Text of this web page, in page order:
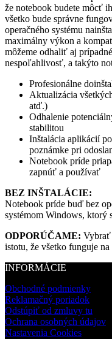
že notebook budete môcť
všetko bude správne
operačného systému
maximálny výkon a
môžeme odhaliť aj
nespoľahlivosť, a takýto
Profesionálne
Aktualizácia
atď.)
Odhalenie
stabilitou
Inštalácia aplikácií
poznámke pri
Notebook príde
zapnúť a používať
BEZ INŠTALÁCIE:
Notebook príde buď bez
systémom Windows, ktorý
ODPORÚČAME: Vybrať
istotu, že všetko funguje na
INFORMÁCIE
Obchodné podmienky
Reklamačný poriadok
Odstúpiť od zmluvy tu
Ochrana osobných údajov
Nastavenia Cookies